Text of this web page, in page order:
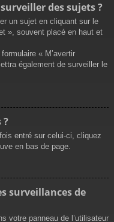
des sujets ?
un sujet en cliquant sur le
», souvent placé en haut et
« M’avertir
également de surveiller le
entré sur celui-ci, cliquez
en bas de page.
surveillances de
votre panneau de l’utilisateur